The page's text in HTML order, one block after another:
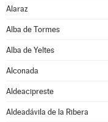
Alaraz
Alba de Tormes
Alba de Yeltes
Alconada
Aldeacipreste
Aldeadávila de la Ribera